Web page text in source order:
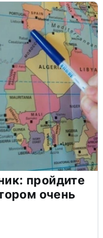
пройдите
очень